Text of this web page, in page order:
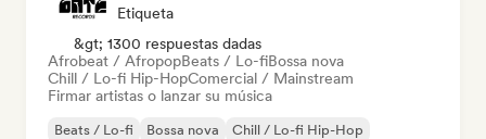
Etiqueta
&gt; 1300 respuestas dadas
Afrobeat / AfropopBeats / Lo-fiBossa nova
Chill / Lo-fi Hip-HopComercial / Mainstream
Firmar artistas o lanzar su música
Beats / Lo-fi Bossa nova
Chill / Lo-fi Hip-Hop